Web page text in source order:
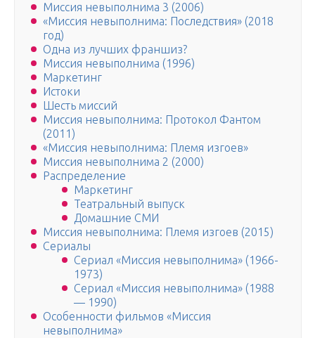
Миссия невыполнима 3 (2006)
«Миссия невыполнима: Последствия» (2018
год)
Одна из лучших франшиз?
Миссия невыполнима (1996)
Маркетинг
Истоки
Шесть миссий
Миссия невыполнима: Протокол Фантом
(2011)
«Миссия невыполнима: Племя изгоев»
Миссия невыполнима 2 (2000)
Распределение
Маркетинг
Театральный выпуск
Домашние СМИ
Миссия невыполнима: Племя изгоев (2015)
Сериалы
Сериал «Миссия невыполнима» (1966-
1973)
Сериал «Миссия невыполнима» (1988
— 1990)
Особенности фильмов «Миссия
невыполнима»